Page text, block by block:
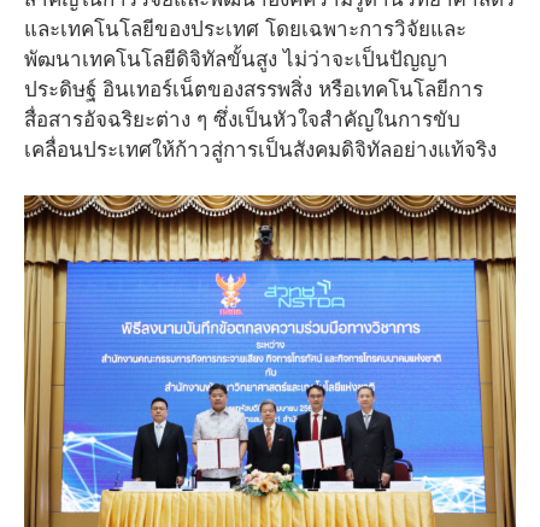
และเทคโนโลยีของประเทศ โดยเฉพาะการวิจัยและ
พัฒนาเทคโนโลยีดิจิทัลขั้นสูง ไม่ว่าจะเป็นปัญญา
ประดิษฐ์ อินเทอร์เน็ตของสรรพสิ่ง หรือเทคโนโลยีการ
สื่อสารอัจฉริยะต่าง ๆ ซึ่งเป็นหัวใจสำคัญในการขับ
เคลื่อนประเทศให้ก้าวสู่การเป็นสังคมดิจิทัลอย่างแท้จริง